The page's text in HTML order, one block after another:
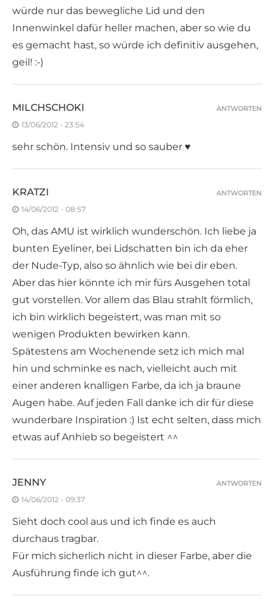
würde nur das bewegliche Lid und den
Innenwinkel dafür heller machen, aber so wie du
es gemacht hast, so würde ich definitiv ausgehen,
geil! :-)
MILCHSCHOKI
13/06/2012 - 23:54
sehr schön. Intensiv und so sauber ♥
ANTWORTEN
KRATZI
14/06/2012 - 08:57
Oh, das AMU ist wirklich wunderschön. Ich liebe ja
bunten Eyeliner, bei Lidschatten bin ich da eher
der Nude-Typ, also so ähnlich wie bei dir eben.
Aber das hier könnte ich mir fürs Ausgehen total
gut vorstellen. Vor allem das Blau strahlt förmlich,
ich bin wirklich begeistert, was man mit so
wenigen Produkten bewirken kann.
Spätestens am Wochenende setz ich mich mal
hin und schminke es nach, vielleicht auch mit
einer anderen knalligen Farbe, da ich ja braune
Augen habe. Auf jeden Fall danke ich dir für diese
wunderbare Inspiration :) Ist echt selten, dass mich
etwas auf Anhieb so begeistert ^^
ANTWORTEN
JENNY
14/06/2012 - 09:37
Sieht doch cool aus und ich finde es auch
durchaus tragbar.
Für mich sicherlich nicht in dieser Farbe, aber die
Ausführung finde ich gut^^.
ANTWORTEN